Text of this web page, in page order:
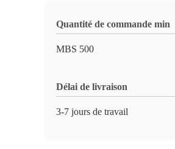
Quantité de commande min
MBS 500
Délai de livraison
3-7 jours de travail